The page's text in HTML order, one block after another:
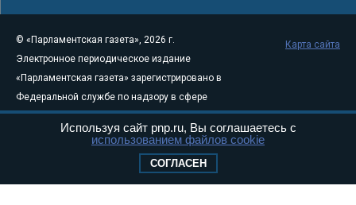
© «Парламентская газета», 2026 г.
Электронное периодическое издание
«Парламентская газета» зарегистрировано в
Федеральной службе по надзору в сфере
связи, информационных технологий и
массовых коммуникаций (Роскомнадзор) 05
Свидетельство о регистрации Эл № ФС77-
Карта сайта
Используя сайт pnp.ru, Вы соглашаетесь с
использованием файлов cookie
СОГЛАСЕН